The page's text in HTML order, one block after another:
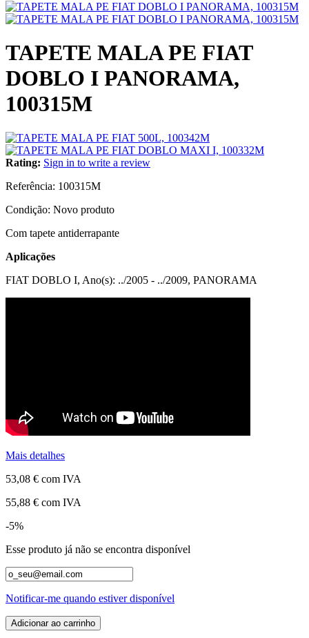
TAPETE MALA PE FIAT
DOBLO I PANORAMA,
100315M
Rating: Sign in to write a review
Referência: 100315M
Condição: Novo produto
Com tapete antiderrapante
Aplicações
FIAT DOBLO I, Ano(s): ../2005 - ../2009, PANORAMA
Mais detalhes
53,08 € com IVA
55,88 € com IVA
-5%
Esse produto já não se encontra disponível
Notificar-me quando estiver disponível
Adicionar ao carrinho